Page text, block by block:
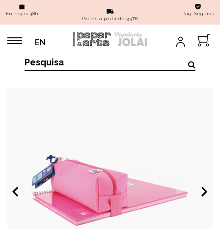
Entregas 48h
Portes a partir de 3,97€
Pag. Seguros
EN